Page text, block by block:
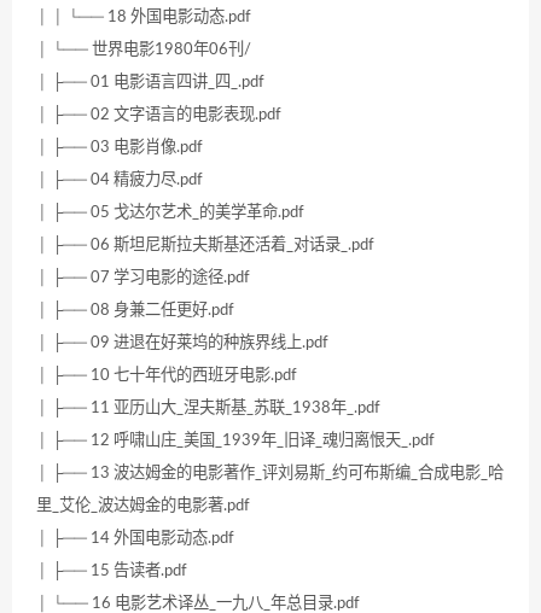
│ │ └── 18 外国电影动态.pdf
│ └── 世界电影1980年06刊/
│ ├── 01 电影语言四讲_四_.pdf
│ ├── 02 文字语言的电影表现.pdf
│ ├── 03 电影肖像.pdf
│ ├── 04 精疲力尽.pdf
│ ├── 05 戈达尔艺术_的美学革命.pdf
│ ├── 06 斯坦尼斯拉夫斯基还活着_对话录_.pdf
│ ├── 07 学习电影的途径.pdf
│ ├── 08 身兼二任更好.pdf
│ ├── 09 进退在好莱坞的种族界线上.pdf
│ ├── 10 七十年代的西班牙电影.pdf
│ ├── 11 亚历山大_涅夫斯基_苏联_1938年_.pdf
│ ├── 12 呼啸山庄_美国_1939年_旧译_魂归离恨天_.pdf
│ ├── 13 波达姆金的电影著作_评刘易斯_约可布斯编_合成电影_哈
里_艾伦_波达姆金的电影著.pdf
│ ├── 14 外国电影动态.pdf
│ ├── 15 告读者.pdf
│ └── 16 电影艺术译丛_一九八_年总目录.pdf